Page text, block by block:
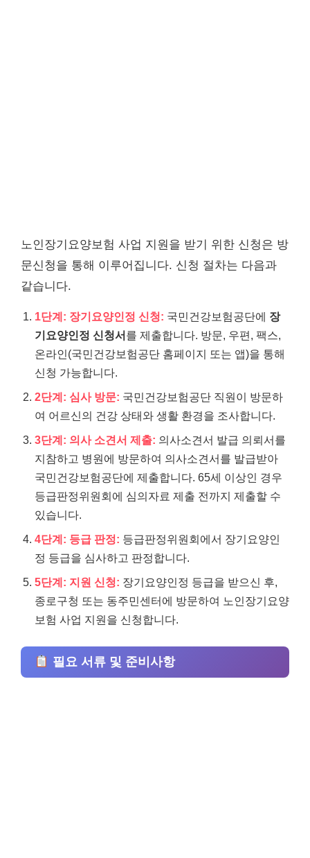
노인장기요양보험 사업 지원을 받기 위한 신청은 방
문신청을 통해 이루어집니다. 신청 절차는 다음과
같습니다.
1단계: 장기요양인정 신청: 국민건강보험공단에 장
기요양인정 신청서를 제출합니다. 방문, 우편, 팩스,
온라인(국민건강보험공단 홈페이지 또는 앱)을 통해
신청 가능합니다.
2단계: 심사 방문: 국민건강보험공단 직원이 방문하
여 어르신의 건강 상태와 생활 환경을 조사합니다.
3단계: 의사 소견서 제출: 의사소견서 발급 의뢰서를
지참하고 병원에 방문하여 의사소견서를 발급받아
국민건강보험공단에 제출합니다. 65세 이상인 경우
등급판정위원회에 심의자료 제출 전까지 제출할 수
있습니다.
4단계: 등급 판정: 등급판정위원회에서 장기요양인
정 등급을 심사하고 판정합니다.
5단계: 지원 신청: 장기요양인정 등급을 받으신 후,
종로구청 또는 동주민센터에 방문하여 노인장기요양
보험 사업 지원을 신청합니다.
필요 서류 및 준비사항